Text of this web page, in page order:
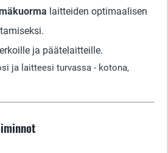
laitteiden optimaalisen
ja päätelaitteille.
ja laitteesi turvassa - kotona,